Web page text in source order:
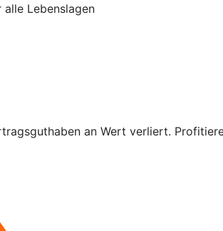
alle Lebenslagen
an Wert verliert.